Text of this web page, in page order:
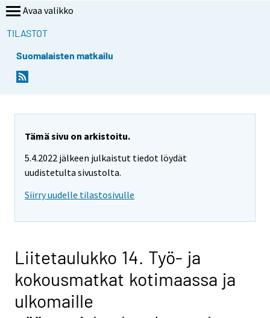
Avaa valikko
TILASTOT
Suomalaisten matkailu
Tämä sivu on arkistoitu.
5.4.2022 jälkeen julkaistut tiedot löydät
uudistetulta sivustolta.
Siirry uudelle tilastosivulle
Liitetaulukko 14. Työ- ja
kokousmatkat kotimaassa ja
ulkomaille